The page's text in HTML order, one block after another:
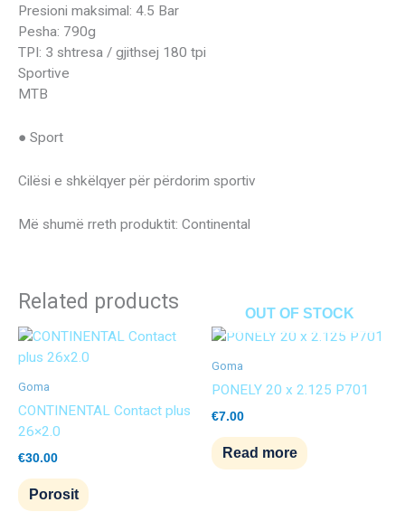
Presioni maksimal: 4.5 Bar
Pesha: 790g
TPI: 3 shtresa / gjithsej 180 tpi
Sportive
MTB
● Sport
Cilësi e shkëlqyer për përdorim sportiv
Më shumë rreth produktit: Continental
Related products
Goma
CONTINENTAL Contact plus
26×2.0
€30.00
Porosit
OUT OF STOCK
Goma
PONELY 20 x 2.125 P701
€7.00
Read more